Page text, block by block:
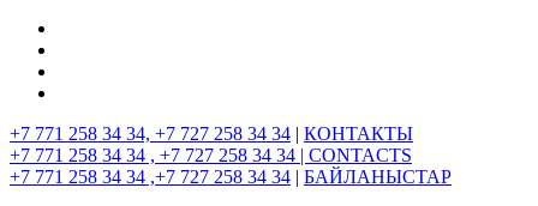
+7 771 258 34 34, +7 727 258 34 34 | КОНТАКТЫ
+7 771 258 34 34 , +7 727 258 34 34 | CONTACTS
+7 771 258 34 34 ,+7 727 258 34 34 | БАЙЛАНЫСТАР